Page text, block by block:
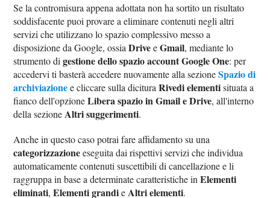
Se la contromisura appena adottata non ha sortito un risultato
soddisfacente puoi provare a eliminare contenuti negli altri
servizi che utilizzano lo spazio complessivo messo a
disposizione da Google, ossiaDriveeGmail, mediante lo
strumento digestione dello spazio account Google One: per
accedervi ti basterà accedere nuovamente alla sezioneSpazio di
archiviazionee cliccare sulla dicituraRivedi elementisituata a
fianco dell'opzioneLibera spazio in Gmail e Drive, all'interno
della sezione Altri suggerimenti.
Anche in questo caso potrai fare affidamento su una
categorizzazioneeseguita dai rispettivi servizi che individua
automaticamente contenuti suscettibili di cancellazione e li
raggruppa in base a determinate caratteristiche inElementi
eliminati,Elementi grandie Altri elementi.